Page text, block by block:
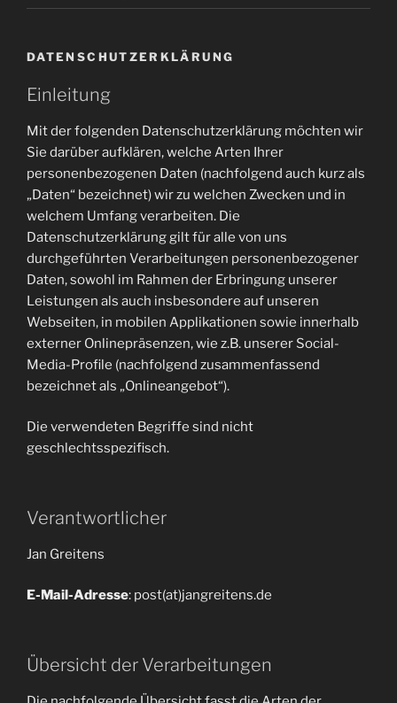
DATENSCHUTZERKLÄRUNG
Einleitung
Mit der folgenden Datenschutzerklärung möchten wir
Sie darüber aufklären, welche Arten Ihrer
personenbezogenen Daten (nachfolgend auch kurz als
„Daten“ bezeichnet) wir zu welchen Zwecken und in
welchem Umfang verarbeiten. Die
Datenschutzerklärung gilt für alle von uns
durchgeführten Verarbeitungen personenbezogener
Daten, sowohl im Rahmen der Erbringung unserer
Leistungen als auch insbesondere auf unseren
Webseiten, in mobilen Applikationen sowie innerhalb
externer Onlinepräsenzen, wie z.B. unserer Social-
Media-Profile (nachfolgend zusammenfassend
bezeichnet als „Onlineangebot“).
Die verwendeten Begriffe sind nicht
geschlechtsspezifisch.
Verantwortlicher
Jan Greitens
E-Mail-Adresse: post(at)jangreitens.de
Übersicht der Verarbeitungen